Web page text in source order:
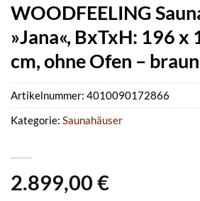
WOODFEELING
»Jana«, BxTxH: 196 x
cm, ohne Ofen – braun
2.899,00 €
Artikelnummer: 4010090172866
Kategorie: Saunahäuser